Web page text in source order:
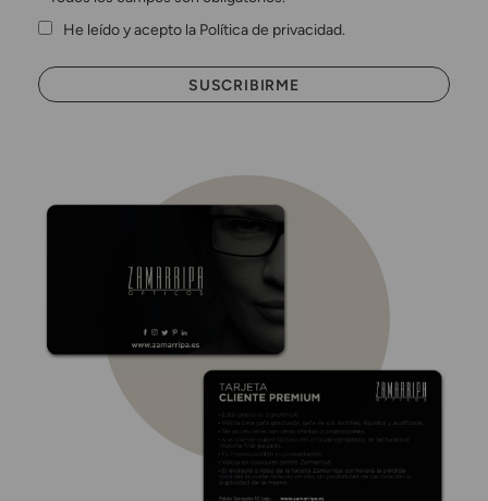
He leído y acepto la Política de privacidad.